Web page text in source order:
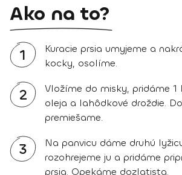
Ako na to?
1
Kuracie prsia umyjeme a
kocky, osolíme.
2
Vložíme do misky, pridáme 1
oleja a lahôdkové droždie.
premiešame.
3
Na panvicu dáme druhú
rozohrejeme ju a pridáme
prsia. Opekáme dozlatista.